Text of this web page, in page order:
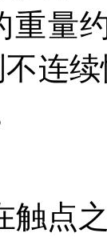
重量
连
触点